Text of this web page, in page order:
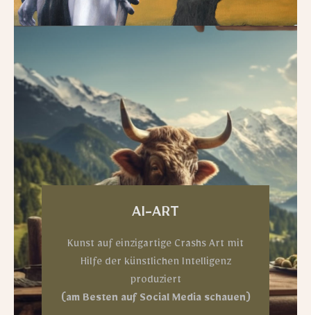
AI-ART
Kunst auf einzigartige Crashs Art mit
Hilfe der künstlichen Intelligenz
produziert
(am Besten auf Social Media schauen)